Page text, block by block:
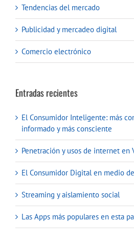
Tendencias del mercado
Publicidad y mercadeo digital
Comercio electrónico
Entradas recientes
El Consumidor Inteligente: más
informado y más consciente
Penetración y usos de internet en
El Consumidor Digital en medio
Streaming y aislamiento social
Las Apps más populares en esta